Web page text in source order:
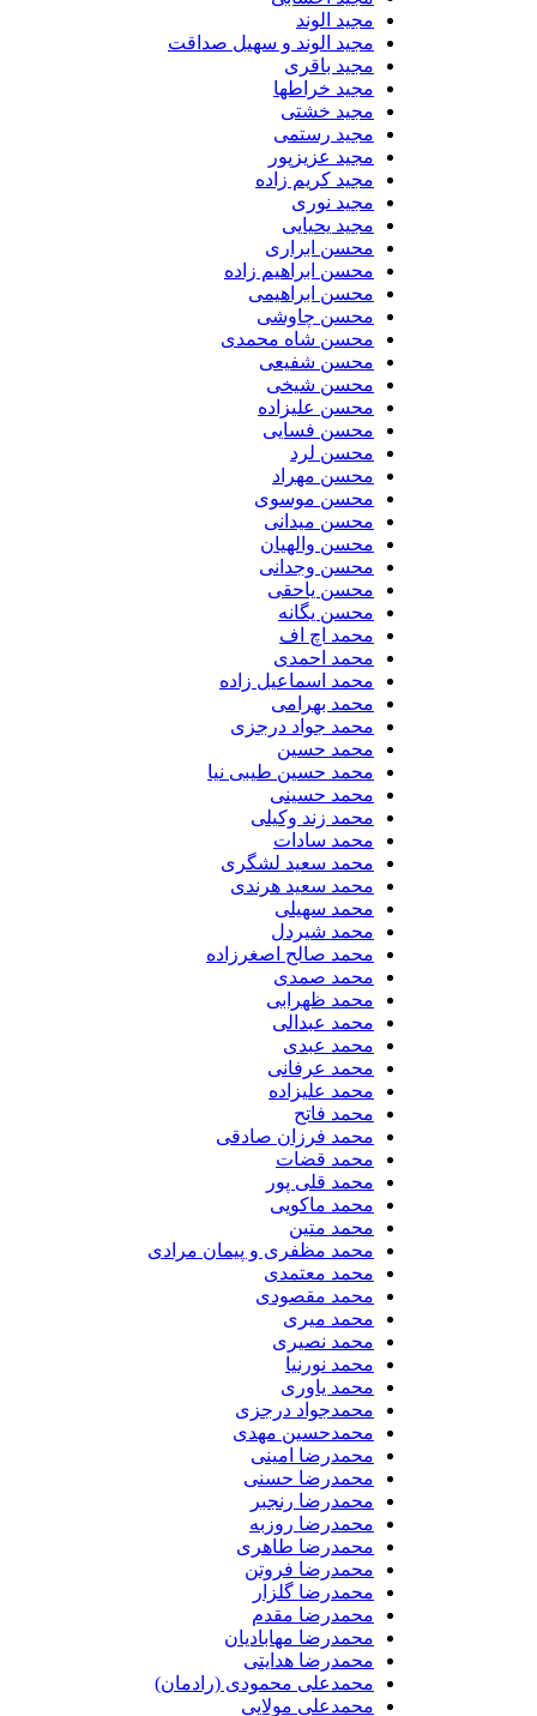
مجید الوند‎
مجید الوند و سهیل صداقت
مجید باقری
مجید خراطها
مجید خشتی
مجید رستمی
مجید عزیزپور
مجید کریم زاده
مجید نوری
مجید یحیایی
محسن ابراری
محسن ابراهیم زاده
محسن ابراهیمی
محسن چاوشی
محسن شاه محمدی
محسن شفیعی
محسن شیخی
محسن علیزاده
محسن فسایی
محسن لرد
محسن مهراد
محسن موسوی
محسن میدانی
محسن والهیان
محسن وجدانی
محسن یاحقی
محسن یگانه
محمد اچ اف
محمد احمدی
محمد اسماعیل زاده
محمد بهرامی
محمد جواد درجزی
محمد حسین
محمد حسین طیبی نیا
محمد حسینی
محمد زند وکیلی
محمد سادات
محمد سعید لشگری
محمد سعید هرندی
محمد سهیلی
​محمد شیردل
محمد صالح اصغرزاده
محمد صمدی
محمد ظهرابی
محمد عبدالی
محمد عبدی
محمد عرفانی
محمد علیزاده
محمد فاتح
محمد فرزان صادقی
محمد قضات
محمد قلی پور
محمد ماکویی
محمد متین
محمد مظفری و پیمان مرادی
محمد معتمدی
محمد مقصودی
محمد میری
محمد نصیری
محمد نورنیا
محمد یاوری
محمدجواد درجزی
محمدحسین مهدی
محمدرضا امینی
محمدرضا حسنی
محمدرضا رنجبر
محمدرضا روزبه
محمدرضا طاهری
محمدرضا فروتن
محمدرضا گلزار
محمدرضا مقدم
محمدرضا مهابادیان
محمدرضا هدایتی
محمدعلی محمودی (رادمان)
محمدعلی مولایی